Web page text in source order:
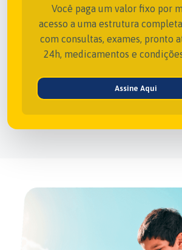
Você paga um valor fixo por
acesso a uma estrutura
com consultas, exames, pronto
24h, medicamentos e
Assine Aqui